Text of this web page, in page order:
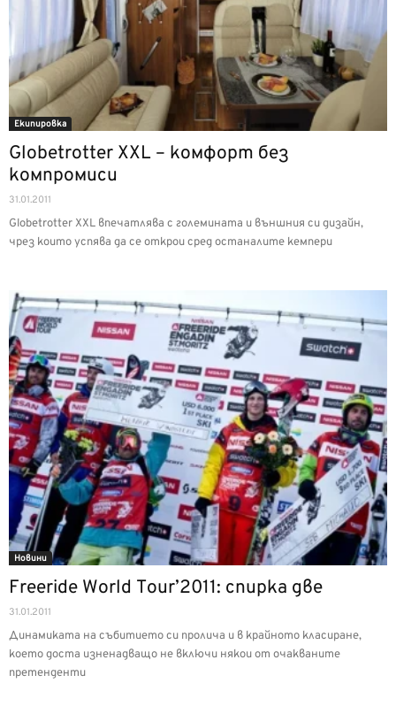
Екипировка
Globetrotter XXL – комфорт без
компромиси
31.01.2011
Globetrotter XXL впечатлява с големината и външния си дизайн,
чрез които успява да се открои сред останалите кемпери
Новини
Freeride World Tour’2011: спирка две
31.01.2011
Динамиката на събитието си пролича и в крайното класиране,
което доста изненадващо не включи някои от очакваните
претенденти